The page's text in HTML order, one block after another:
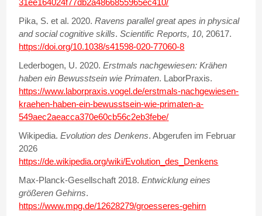
Pika, S. et al. 2020.Ravens parallel great apes in physical
and social cognitive skills.Scientific Reports, 10, 20617.
https://doi.org/10.1038/s41598-020-77060-8
Lederbogen, U. 2020.Erstmals nachgewiesen: Krähen
haben ein Bewusstsein wie Primaten. LaborPraxis.
https://www.laborpraxis.vogel.de/erstmals-nachgewiesen-
kraehen-haben-ein-bewusstsein-wie-primaten-a-
549aec2aeacca370e60cb56c2eb3febe/
Wikipedia.Evolution des Denkens. Abgerufen im Februar
2026
https://de.wikipedia.org/wiki/Evolution_des_Denkens
Max-Planck-Gesellschaft 2018.Entwicklung eines
größeren Gehirns.
https://www.mpg.de/12628279/groesseres-gehirn